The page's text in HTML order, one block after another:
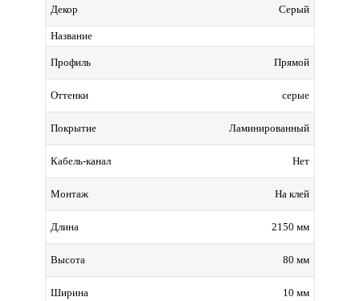
Декор Серый
Название
Профиль Прямой
Оттенки серые
Покрытие Ламинированный
Кабель-канал Нет
Монтаж На клей
Длина 2150 мм
Высота 80 мм
Ширина 10 мм